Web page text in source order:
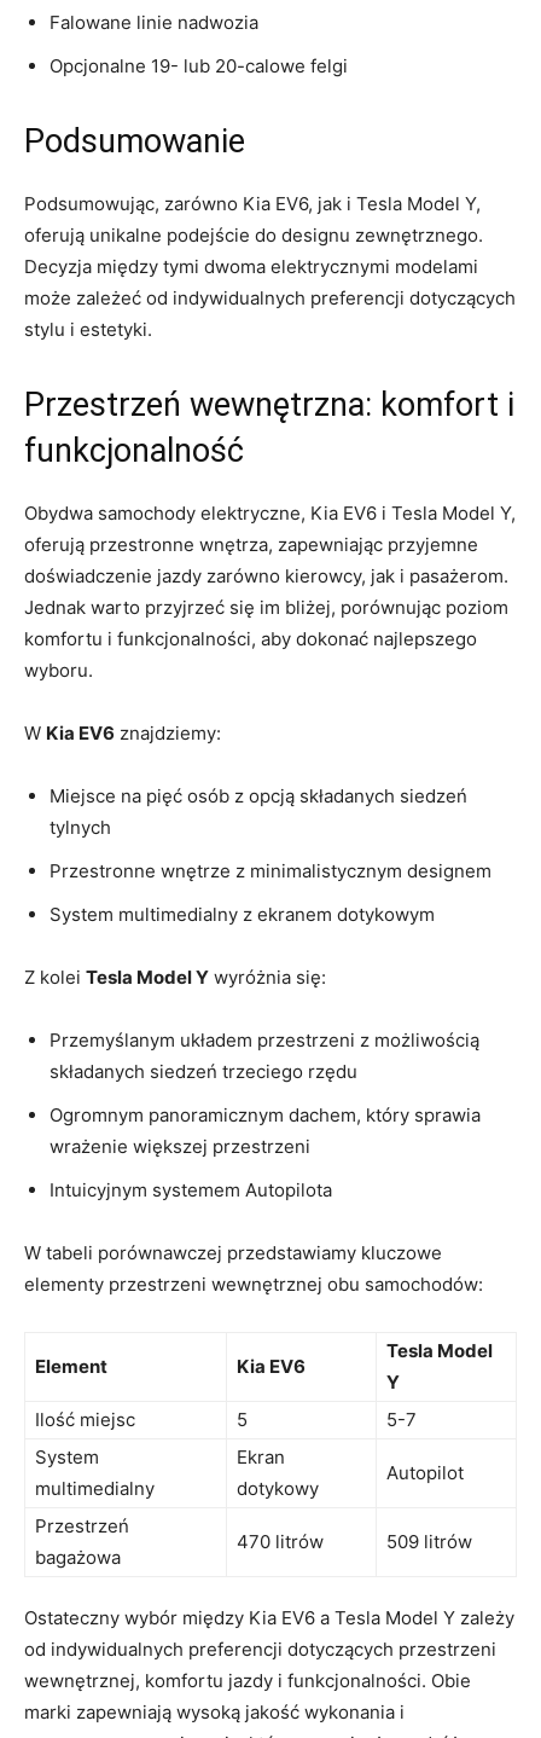
Falowane linie⁣ nadwozia
Opcjonalne 19- lub 20-calowe felgi
Podsumowanie
Podsumowując, zarówno Kia EV6, jak i Tesla Model Y,
⁢oferują unikalne podejście do designu zewnętrznego.
Decyzja między tymi dwoma elektrycznymi modelami
może zależeć od indywidualnych preferencji dotyczących
stylu i estetyki.
Przestrzeń wewnętrzna: komfort⁣ i
funkcjonalność
Obydwa ​samochody elektryczne, Kia ⁣EV6 i Tesla Model Y,
​oferują przestronne wnętrza, zapewniając przyjemne
doświadczenie jazdy zarówno kierowcy,​ jak i pasażerom.⁣
Jednak warto przyjrzeć się im bliżej, porównując poziom
komfortu i funkcjonalności, aby dokonać najlepszego
wyboru.
W Kia EV6 znajdziemy:
Miejsce na pięć osób z opcją składanych siedzeń
tylnych
Przestronne ‍wnętrze⁣ z ‌minimalistycznym designem
System multimedialny z ekranem dotykowym
Z kolei Tesla Model Y wyróżnia się:
Przemyślanym układem przestrzeni z możliwością
składanych siedzeń trzeciego rzędu
Ogromnym panoramicznym dachem, który sprawia
wrażenie większej przestrzeni
Intuicyjnym systemem Autopilota
W tabeli porównawczej przedstawiamy ‍kluczowe
elementy przestrzeni wewnętrznej ⁢obu samochodów:
Element Kia EV6
Tesla Model
Y
Ilość miejsc
5
5-7
System‌
multimedialny
Ekran
dotykowy
Autopilot
Przestrzeń⁣
bagażowa
470 litrów 509 litrów
Ostateczny ​wybór między Kia EV6 a Tesla Model Y zależy
od indywidualnych ‍preferencji dotyczących przestrzeni
wewnętrznej,⁢ komfortu jazdy i funkcjonalności. Obie
marki zapewniają wysoką jakość​ wykonania i​